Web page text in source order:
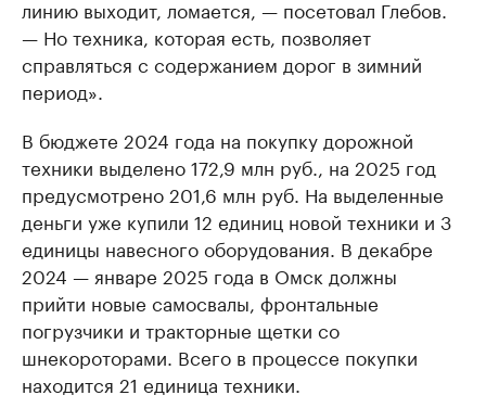
линию выходит, ломается, — посетовал Глебов.
— Но техника, которая есть, позволяет
справляться с содержанием дорог в зимний
период».
В бюджете 2024 года на покупку дорожной
техники выделено 172,9 млн руб., на 2025 год
предусмотрено 201,6 млн руб. На выделенные
деньги уже купили 12 единиц новой техники и 3
единицы навесного оборудования. В декабре
2024 — январе 2025 года в Омск должны
прийти новые самосвалы, фронтальные
погрузчики и тракторные щетки со
шнекороторами. Всего в процессе покупки
находится 21 единица техники.